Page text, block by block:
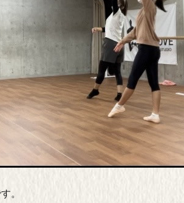
。